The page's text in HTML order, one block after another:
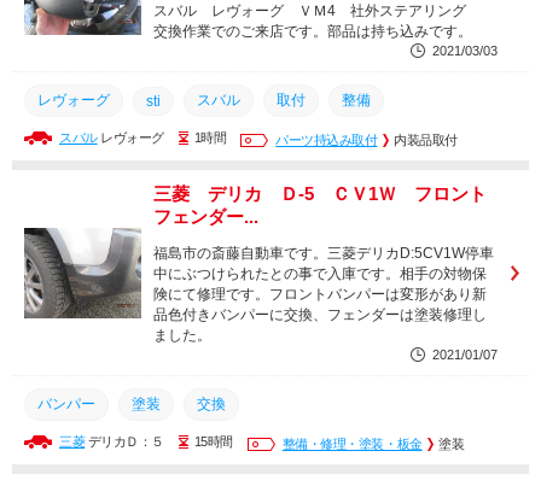
スバル レヴォーグ ＶＭ4 社外ステアリング
交換作業でのご来店です。部品は持ち込みです。
2021/03/03
レヴォーグ sti スバル 取付 整備
スバルレヴォーグ 1時間 パーツ持込み取付 内装品取付
三菱 デリカ Ｄ-5 ＣＶ1Ｗ フロント
フェンダー...
福島市の斎藤自動車です。三菱デリカD:5CV1W停車
中にぶつけられたとの事で入庫です。相手の対物保
険にて修理です。フロントバンパーは変形があり新
品色付きバンパーに交換、フェンダーは塗装修理し
ました。
2021/01/07
バンパー 塗装 交換
三菱デリカＤ：５ 15時間 整備・修理・塗装・板金 塗装